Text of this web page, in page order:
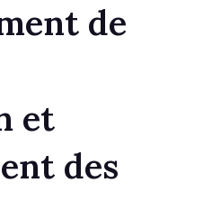
de
et
des